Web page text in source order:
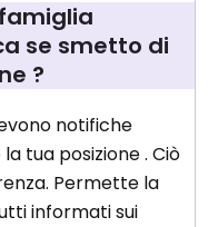
se smetto di
?
notifiche
tua posizione . Ciò
Permette la
informati sui